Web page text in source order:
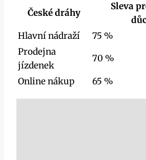
České dráhy
Sleva
Hlavní nádraží
75 %
Prodejna
jízdenek
70 %
Online nákup 65 %